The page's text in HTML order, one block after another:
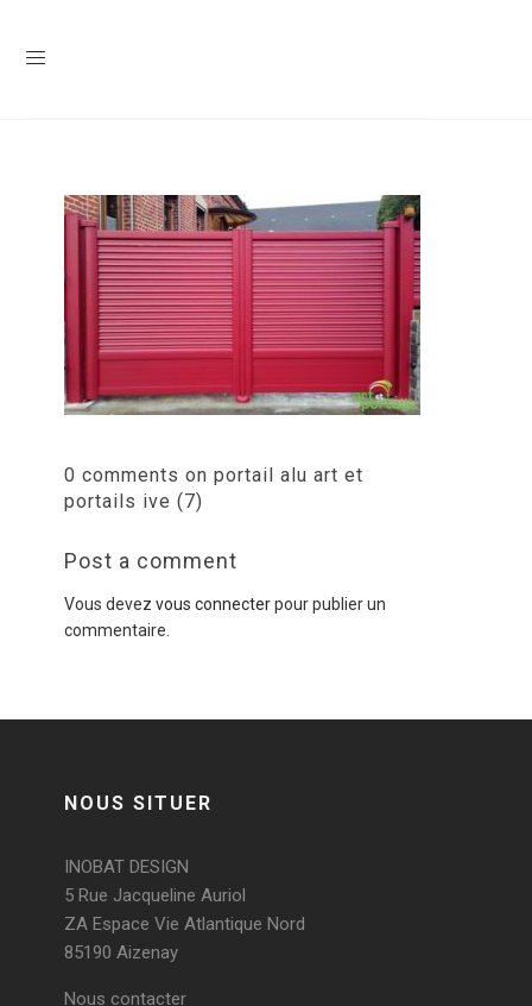
0 comments on portail alu art et
portails ive (7)
Post a comment
Vous devez vous connecterpour publier un
commentaire.
NOUS SITUER
INOBAT DESIGN
5 Rue Jacqueline Auriol
ZA Espace Vie Atlantique Nord
85190 Aizenay
Nous contacter